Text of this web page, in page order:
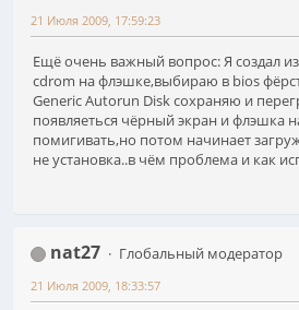
21 Июля 2009, 17:59:23
Ещё очень важный вопрос: Я создал
cdrom на флэшке,выбираю в bios
Generic Autorun Disk сохраняю и
появляеться чёрный экран и флэшка
помигивать,но потом начинает
не установка..в чём проблема и как
nat27
Глобальный модератор
21 Июля 2009, 18:33:57